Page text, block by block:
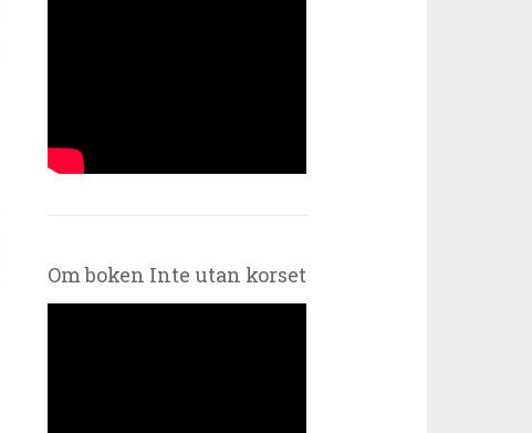
Om boken Inte utan korset